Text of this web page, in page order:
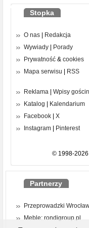
Stopka
O nas
Redakcja
Wywiady
Porady
Prywatność & cookies
Mapa serwisu
RSS
Reklama
Wpisy
Katalog
Kalendarium
Facebook
X
Instagram
Pinterest
© 1998-2026
Partnerzy
Przeprowadzki
Meble: rondigroup.pl